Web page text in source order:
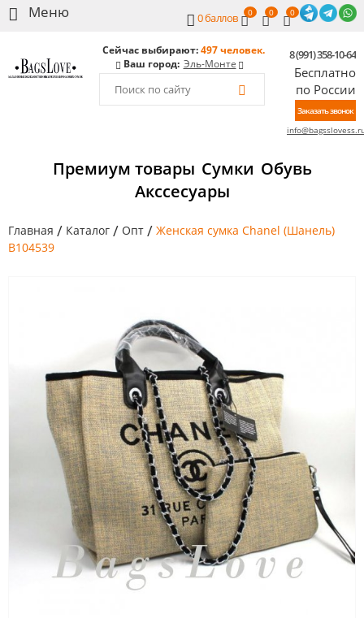
0баллов 0 0 0
Сейчас выбирают:497 человек.
Ваш город: Эль-Монте
8 (991) 358-10-64
Бесплатно
по России
Заказать звонок
Премиум товары Сумки Обувь
Акссесуары
Главная / Каталог / Опт / Женская сумка Chanel (Шанель)
B104539